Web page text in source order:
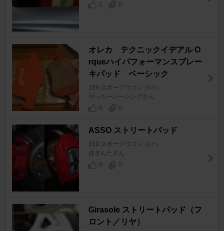
2
0
オレカ テクニックイデアル O
rqueハイパフォーマンスブレー
キパッド ベーシック
159 スポーツワゴン [初代]
やっちーレーシングさん
0
0
ASSO ストリートパッド
159 スポーツワゴン [初代]
@ぎんたさん
0
0
Girasole ストリートパッド（フ
ロント／リヤ）